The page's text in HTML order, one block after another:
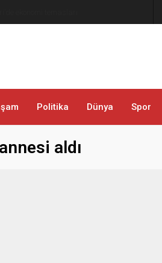
Politika Dünya Spor
aldı